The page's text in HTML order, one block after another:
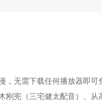
第39集
，无需下载任何播放器即可
刚宪（三宅健太配音）、从